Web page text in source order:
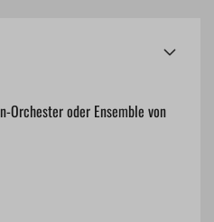
Orchester oder Ensemble von